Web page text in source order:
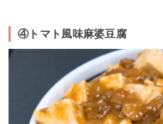
④トマト風味麻婆豆腐